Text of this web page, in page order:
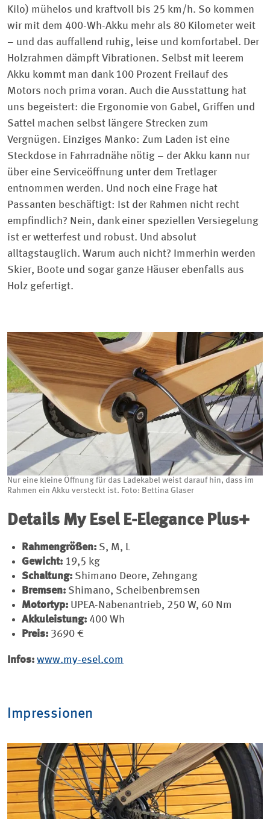
Kilo) mühelos und kraftvoll bis 25 km/h. So kommen
wir mit dem 400-Wh-Akku mehr als 80 Kilometer weit
– und das auffallend ruhig, leise und komfortabel. Der
Holzrahmen dämpft Vibrationen. Selbst mit leerem
Akku kommt man dank 100 Prozent Freilauf des
Motors noch prima voran. Auch die Ausstattung hat
uns begeistert: die Ergonomie von Gabel, Griffen und
Sattel machen selbst längere Strecken zum
Vergnügen. Einziges Manko: Zum Laden ist eine
Steckdose in Fahrradnähe nötig – der Akku kann nur
über eine Serviceöffnung unter dem Tretlager
entnommen werden. Und noch eine Frage hat
Passanten beschäftigt: Ist der Rahmen nicht recht
empfindlich? Nein, dank einer speziellen Versiegelung
ist er wetterfest und robust. Und absolut
alltagstauglich. Warum auch nicht? Immerhin werden
Skier, Boote und sogar ganze Häuser ebenfalls aus
Holz gefertigt.
Nur eine kleine Öffnung für das Ladekabel weist darauf hin, dass im
Rahmen ein Akku versteckt ist. Foto: Bettina Glaser
Details My Esel E-Elegance Plus+
Rahmengrößen: S, M, L
Gewicht: 19,5 kg
Schaltung: Shimano Deore, Zehngang
Bremsen: Shimano, Scheibenbremsen
Motortyp: UPEA-Nabenantrieb, 250 W, 60 Nm
Akkuleistung: 400 Wh
Preis: 3690 €
Infos: www.my-esel.com
Impressionen